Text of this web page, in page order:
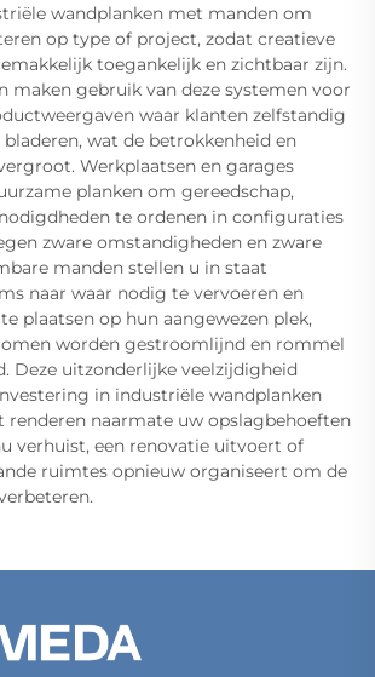
wandplanken met manden om
op type of project, zodat creatieve
toegankelijk en zichtbaar zijn.
maken gebruik van deze systemen voor
waar klanten zelfstandig
wat de betrokkenheid en
Werkplaatsen en garages
planken om gereedschap,
te ordenen in configuraties
zware omstandigheden en zware
manden stellen u in staat
naar waar nodig te vervoeren en
plaatsen op hun aangewezen plek,
worden gestroomlijnd en rommel
Deze uitzonderlijke veelzijdigheid
in industriële wandplanken
naarmate uw opslagbehoeften
verhuist, een renovatie uitvoert of
ruimtes opnieuw organiseert om de